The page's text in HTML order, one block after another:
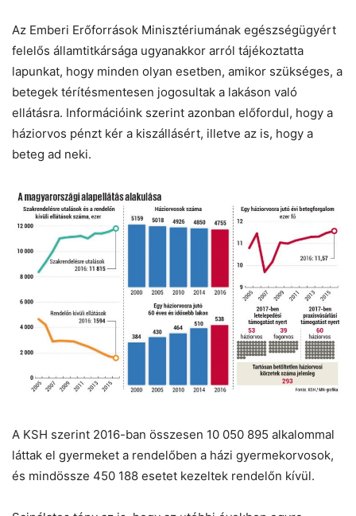
Az Emberi Erőforrások Minisztériumának egészségügyért
felelős államtitkársága ugyanakkor arról tájékoztatta
lapunkat, hogy minden olyan esetben, amikor szükséges, a
betegek térítésmentesen jogosultak a lakáson való
ellátásra. Információink szerint azonban előfordul, hogy a
háziorvos pénzt kér a kiszállásért, illetve az is, hogy a
beteg ad neki.
A KSH szerint 2016-ban összesen 10 050 895 alkalommal
láttak el gyermeket a rendelőben a házi gyermekorvosok,
és mindössze 450 188 esetet kezeltek rendelőn kívül.